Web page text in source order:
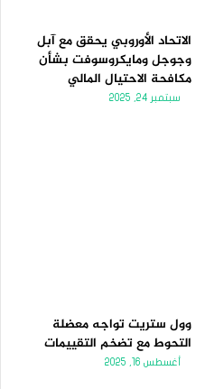
الاتحاد الأوروبي يحقق مع آبل
وجوجل ومايكروسوفت بشأن
مكافحة الاحتيال المالي
سبتمبر 24, 2025
وول ستريت تواجه معضلة
التحوط مع تضخم التقييمات
أغسطس 16, 2025